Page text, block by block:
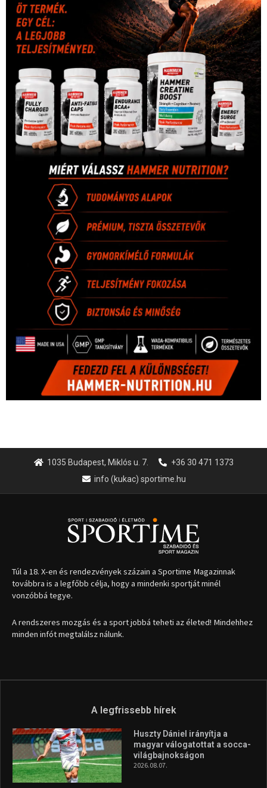
1035 Budapest, Miklós u. 7.
+36 30 471 1373
info (kukac) sportime.hu
Túl a 18. X-en és rendezvények százain a Sportime Magazinnak
továbbra is a legfőbb célja, hogy a mindenki sportját minél
vonzóbbá tegye.
A rendszeres mozgás és a sport jobbá teheti az életed! Mindehhez
minden infót megtalálsz nálunk.
A legfrissebb hírek
Huszty Dániel irányítja a
magyar válogatottat a socca-
világbajnokságon
2026.08.07.